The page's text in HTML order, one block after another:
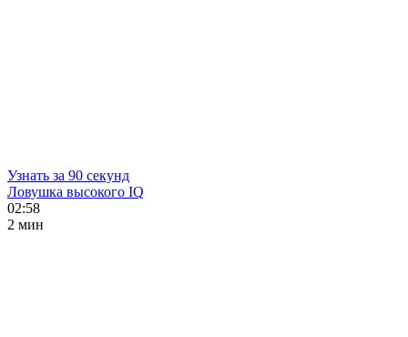
Узнать за 90 секунд
Ловушка высокого IQ
02:58
2 мин